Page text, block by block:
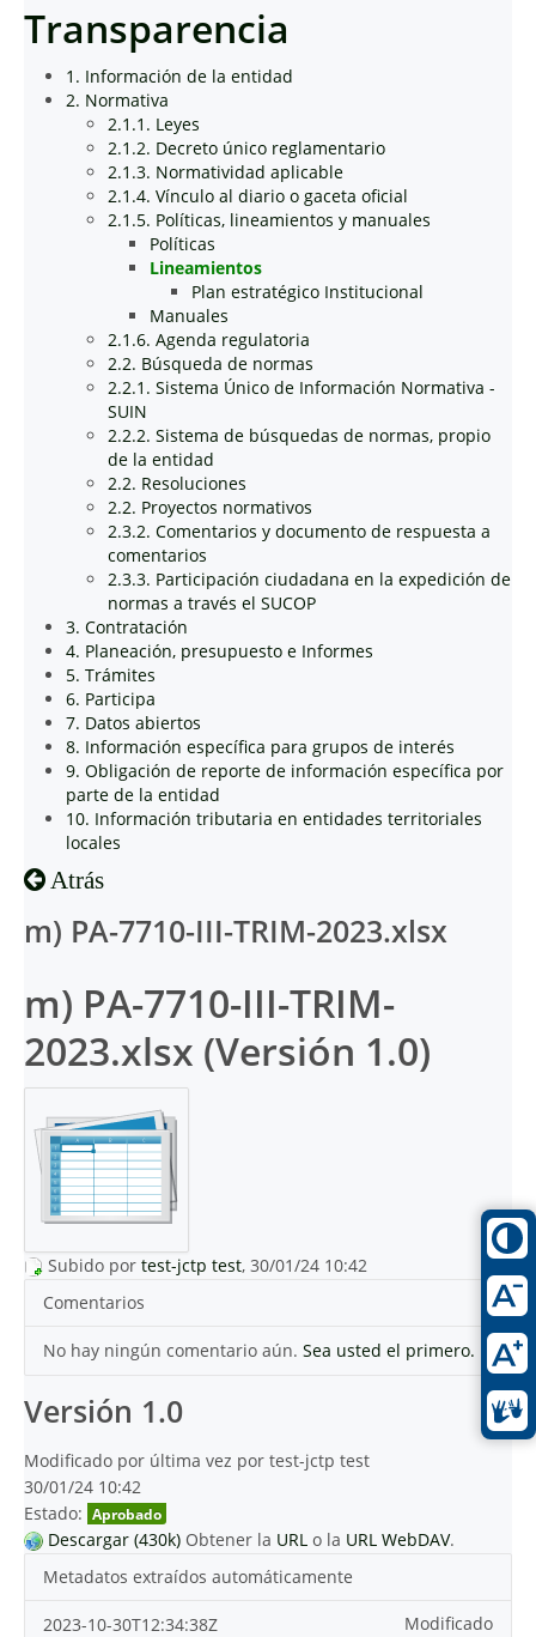
Transparencia
1. Información de la entidad
2. Normativa
2.1.1. Leyes
2.1.2. Decreto único reglamentario
2.1.3. Normatividad aplicable
2.1.4. Vínculo al diario o gaceta oficial
2.1.5. Políticas, lineamientos y manuales
Políticas
Lineamientos
Plan estratégico Institucional
Manuales
2.1.6. Agenda regulatoria
2.2. Búsqueda de normas
2.2.1. Sistema Único de Información Normativa -
SUIN
2.2.2. Sistema de búsquedas de normas, propio
de la entidad
2.2. Resoluciones
2.2. Proyectos normativos
2.3.2. Comentarios y documento de respuesta a
comentarios
2.3.3. Participación ciudadana en la expedición de
normas a través el SUCOP
3. Contratación
4. Planeación, presupuesto e Informes
5. Trámites
6. Participa
7. Datos abiertos
8. Información específica para grupos de interés
9. Obligación de reporte de información específica por
parte de la entidad
10. Información tributaria en entidades territoriales
locales
Atrás
m) PA-7710-III-TRIM-2023.xlsx
m) PA-7710-III-TRIM-
2023.xlsx (Versión 1.0)
Subido por test-jctp test, 30/01/24 10:42
Comentarios
No hay ningún comentario aún. Sea usted el primero.
Versión 1.0
Modificado por última vez por test-jctp test
30/01/24 10:42
Estado: Aprobado
Descargar (430k) Obtener la URL o la URL WebDAV.
Metadatos extraídos automáticamente
Modificado
2023-10-30T12:34:38Z